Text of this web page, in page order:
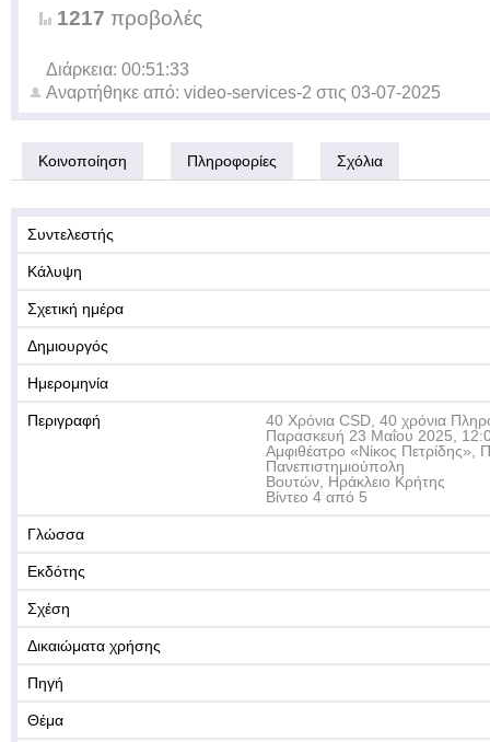
1217 προβολές
Διάρκεια: 00:51:33
Αναρτήθηκε από: video-services-2 στις 03-07-2025
Κοινοποίηση Πληροφορίες Σχόλια
Συντελεστής
Κάλυψη
Σχετική ημέρα
Δημιουργός
Ημερομηνία
Περιγραφή
40 Χρόνια CSD, 40 χρόνια
Παρασκευή 23 Μαΐου 2025,
Αμφιθέατρο «Νίκος Πετρίδης»,
Πανεπιστημιούπολη
Βουτών, Ηράκλειο Κρήτης
Βίντεο 4 από 5
Γλώσσα
Εκδότης
Σχέση
Δικαιώματα χρήσης
Πηγή
Θέμα